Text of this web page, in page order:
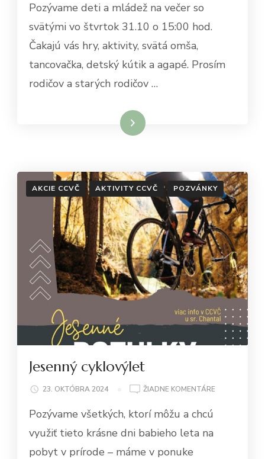
Pozývame deti a mládež na večer so
svätými vo štvrtok 31.10 o 15:00 hod.
Čakajú vás hry, aktivity, svätá omša,
tancovačka, detský kútik a agapé. Prosím
rodičov a starých rodičov …
Čítať viac
AKCIE CCVČ AKTIVITY CCVČ POZVÁNKY
Jesenný cyklovýlet
23. OKTÓBRA 2024 ŽIADNE KOMENTÁRENA
Pozývame všetkých, ktorí môžu a chcú
využiť tieto krásne dni babieho leta na
pobyt v prírode – máme v ponuke